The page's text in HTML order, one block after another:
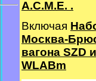
A.C.M.E. .
Включая
Москва-
вагона SZD
WLABm